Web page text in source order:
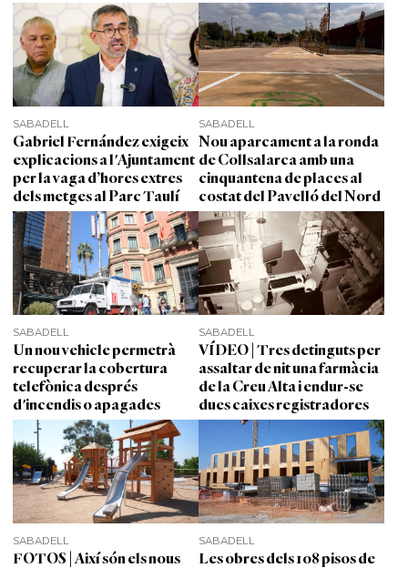
SABADELL
Gabriel Fernández exigeix
explicacions a l'Ajuntament
per la vaga d’hores extres
dels metges al Parc Taulí
SABADELL
Nou aparcament a la ronda
de Collsalarca amb una
cinquantena de places al
costat del Pavelló del Nord
SABADELL
Un nou vehicle permetrà
recuperar la cobertura
telefònica després
d'incendis o apagades
SABADELL
VÍDEO | Tres detinguts per
assaltar de nit una farmàcia
de la Creu Alta i endur-se
dues caixes registradores
SABADELL
FOTOS | Així són els nous
SABADELL
Les obres dels 108 pisos de